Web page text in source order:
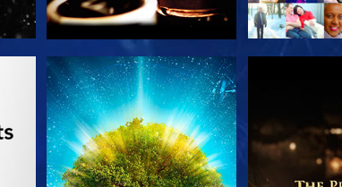
TITTA